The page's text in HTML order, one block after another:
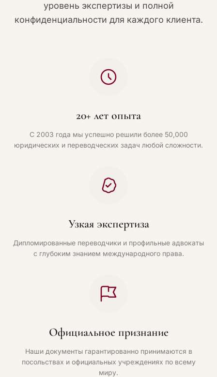
уровень экспертизы и полной
конфиденциальности для каждого клиента.
20+ лет опыта
С 2003 года мы успешно решили более 50,000
юридических и переводческих задач любой сложности.
Узкая экспертиза
Дипломированные переводчики и профильные адвокаты
с глубоким знанием международного права.
Официальное признание
Наши документы гарантированно принимаются в
посольствах и официальных учреждениях по всему
миру.